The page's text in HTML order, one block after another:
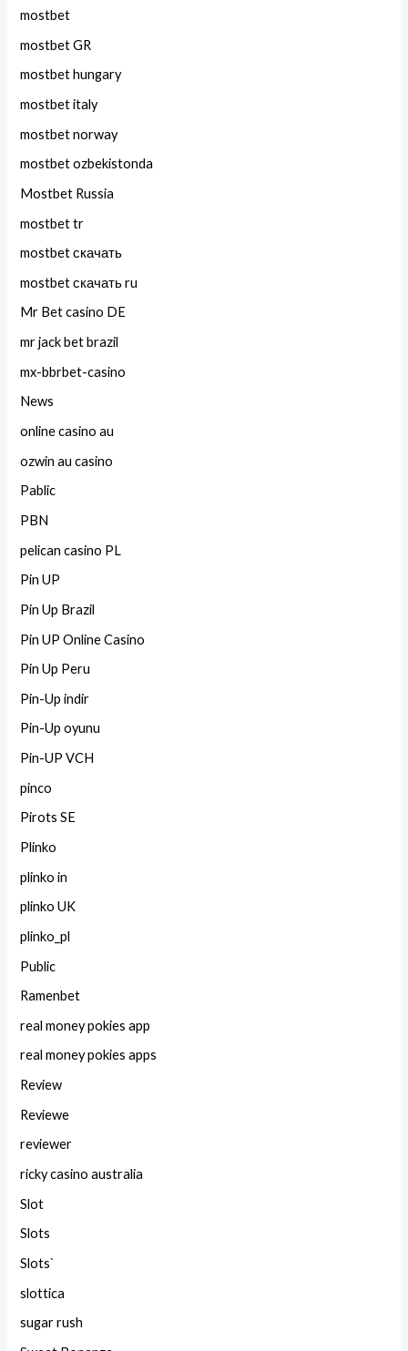
mostbet
mostbet GR
mostbet hungary
mostbet italy
mostbet norway
mostbet ozbekistonda
Mostbet Russia
mostbet tr
mostbet скачать
mostbet скачать ru
Mr Bet casino DE
mr jack bet brazil
mx-bbrbet-casino
News
online casino au
ozwin au casino
Pablic
PBN
pelican casino PL
Pin UP
Pin Up Brazil
Pin UP Online Casino
Pin Up Peru
Pin-Up indir
Pin-Up oyunu
Pin-UP VCH
pinco
Pirots SE
Plinko
plinko in
plinko UK
plinko_pl
Public
Ramenbet
real money pokies app
real money pokies apps
Review
Reviewe
reviewer
ricky casino australia
Slot
Slots
Slots`
slottica
sugar rush